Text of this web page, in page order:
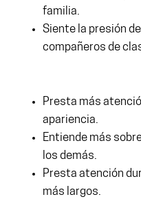
familia.
Siente la presión
compañeros de
Presta más
apariencia.
Entiende más
los demás.
Presta atención
más largos.